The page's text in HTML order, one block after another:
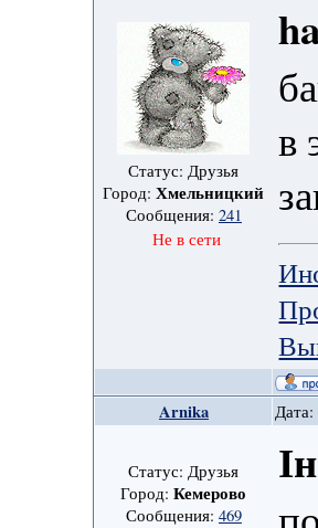
Статус: Друзья
Город:Хмельницкий
Сообщения: 241
Не в сети
в
Arnika Дата:
Статус: Друзья
Город:Кемерово
Сообщения: 469